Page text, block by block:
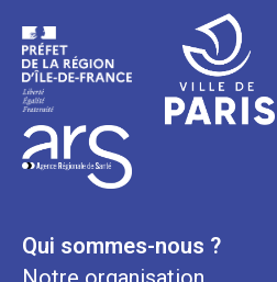
Qui sommes-nous ?